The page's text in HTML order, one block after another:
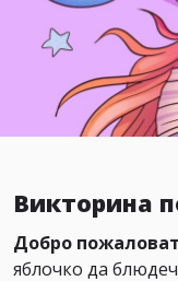
Викторина
Добро
яблочко да